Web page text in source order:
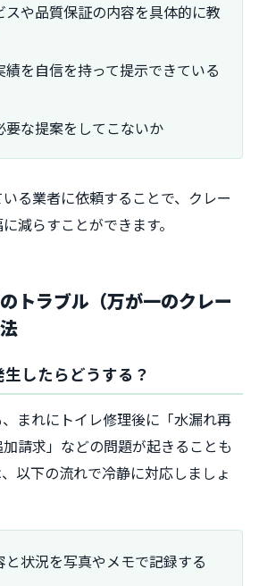
スや品質保証の内容を具体的に教
績を自信を持って提示できている
要な提案をしてこないか
る業者に依頼することで、クレー
減らすことができます。
トラブル（万が一のクレー
したらどうする？
まれにトイレ修理後に「水漏れ再
請求」などの問題が起きることも
以下の流れで冷静に対応しましょ
と状況を写真やメモで記録する